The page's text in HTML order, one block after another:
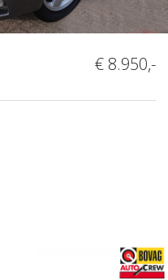
€ 8.950,-